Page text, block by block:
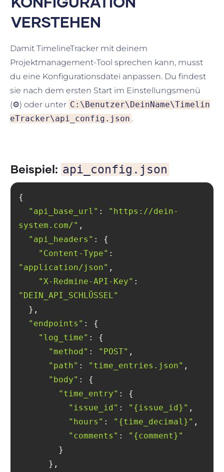
VERSTEHEN
Damit TimelineTracker mit deinem
Projektmanagement-Tool sprechen kann, musst
du eine Konfigurationsdatei anpassen. Du findest
sie nach dem ersten Start im Einstellungsmenü
(⚙️) oder unter C:\Benutzer\DeinName\Timelin
eTracker\api_config.json .
Beispiel: api_config.json
"api_base_url" :
"https://dein-
system.com/"
"api_headers"
"Content-Type"
"application/json"
"X-Redmine-API-Key"
"DEIN_API_SCHLÜSSEL"
"endpoints"
"log_time"
"method" : "POST"
"path" : "time_entries.json"
"body"
"time_entry"
"issue_id" : "{issue_id}"
"hours" : "{time_decimal}"
"comments" :
"{comment}"